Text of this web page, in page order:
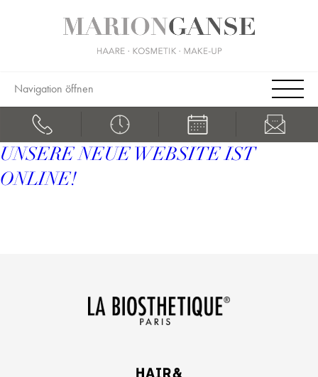
Navigation öffnen
UNSERE NEUE WEBSITE IST
ONLINE!